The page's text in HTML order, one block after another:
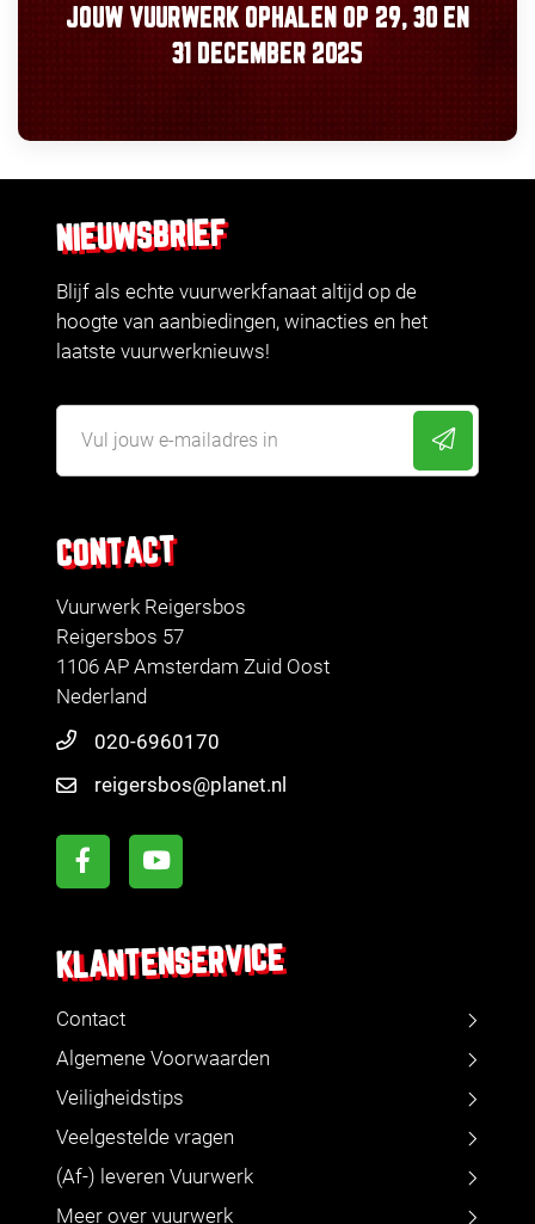
JOUW VUURWERK OPHALEN OP 29, 30 EN
31 DECEMBER 2025
CONTACT
Vuurwerk Reigersbos
Reigersbos 57
1106 AP Amsterdam Zuid Oost
Nederland
020-6960170
reigersbos@planet.nl
KLANTENSERVICE
Contact
Algemene Voorwaarden
Veiligheidstips
Veelgestelde vragen
(Af-) leveren Vuurwerk
Meer over vuurwerk
NIEUWSBRIEF
Blijf als echte vuurwerkfanaat altijd op de
hoogte van aanbiedingen, winacties en het
laatste vuurwerknieuws!